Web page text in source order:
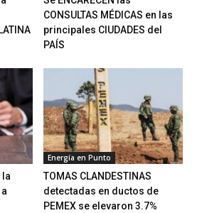
CONSULTAS MÉDICAS en las
principales CIUDADES del
PAÍS
la
a
Energía en Punto
TOMAS CLANDESTINAS
detectadas en ductos de
PEMEX se elevaron 3.7%